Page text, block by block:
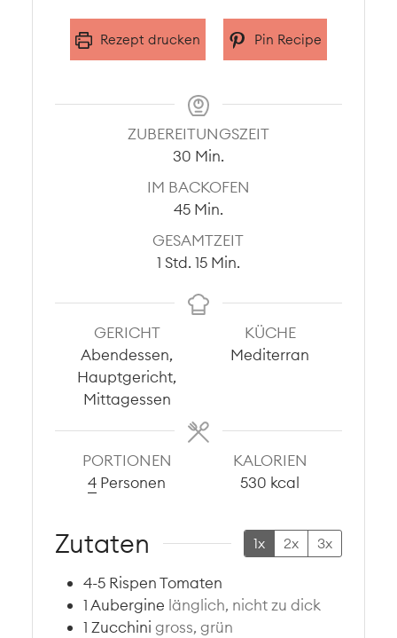
Rezept drucken Pin Recipe
ZUBEREITUNGSZEIT
30Minuten
Min.
IM BACKOFEN
45Minuten
Min.
GESAMTZEIT
1Stunde
Std. 15Minuten
Min.
GERICHT
Abendessen,
Hauptgericht,
Mittagessen
KÜCHE
Mediterran
PORTIONEN
4 Personen
KALORIEN
530 kcal
Zutaten 1x 2x 3x
4-5 Rispen Tomaten
1Aubergine länglich, nicht zu dick
1 Zucchini gross, grün